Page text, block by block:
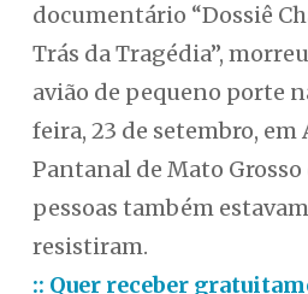
documentário “Dossiê
Trás da Tragédia”,
avião de pequeno porte
feira, 23 de setembro,
Pantanal de Mato
pessoas também
resistiram.
:: Quer receber